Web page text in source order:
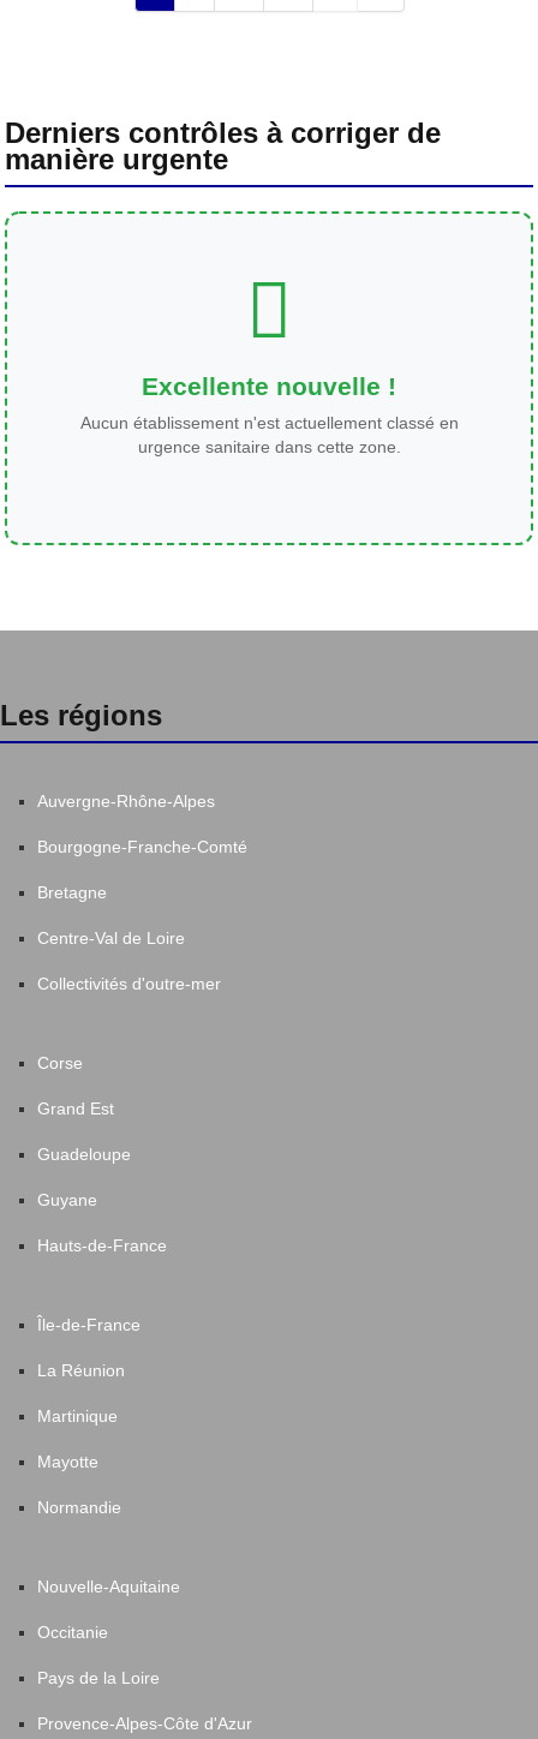
Derniers contrôles à corriger de
manière urgente
Excellente nouvelle !
Aucun établissement n'est actuellement classé en
urgence sanitaire dans cette zone.
Les régions
Auvergne-Rhône-Alpes
Bourgogne-Franche-Comté
Bretagne
Centre-Val de Loire
Collectivités d'outre-mer
Corse
Grand Est
Guadeloupe
Guyane
Hauts-de-France
Île-de-France
La Réunion
Martinique
Mayotte
Normandie
Nouvelle-Aquitaine
Occitanie
Pays de la Loire
Provence-Alpes-Côte d'Azur